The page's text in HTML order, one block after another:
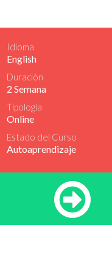
Idioma
English
Duraciòn
2 Semana
Tipología
Online
Estado del Curso
Autoaprendizaje